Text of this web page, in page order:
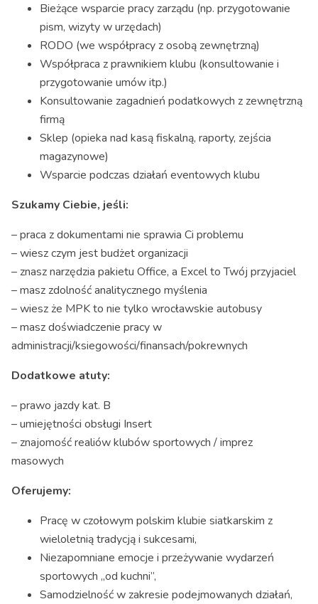
Bieżące wsparcie pracy zarządu (np. przygotowanie
pism, wizyty w urzędach)
RODO (we współpracy z osobą zewnętrzną)
Współpraca z prawnikiem klubu (konsultowanie i
przygotowanie umów itp.)
Konsultowanie zagadnień podatkowych z zewnętrzną
firmą
Sklep (opieka nad kasą fiskalną, raporty, zejścia
magazynowe)
Wsparcie podczas działań eventowych klubu
Szukamy Ciebie, jeśli:
– praca z dokumentami nie sprawia Ci problemu
– wiesz czym jest budżet organizacji
– znasz narzędzia pakietu Office, a Excel to Twój przyjaciel
– masz zdolność analitycznego myślenia
– wiesz że MPK to nie tylko wrocławskie autobusy
– masz doświadczenie pracy w
administracji/ksiegowości/finansach/pokrewnych
Dodatkowe atuty:
– prawo jazdy kat. B
– umiejętności obsługi Insert
– znajomość realiów klubów sportowych / imprez
masowych
Oferujemy:
Pracę w czołowym polskim klubie siatkarskim z
wieloletnią tradycją i sukcesami,
Niezapomniane emocje i przeżywanie wydarzeń
sportowych „od kuchni”,
Samodzielność w zakresie podejmowanych działań,